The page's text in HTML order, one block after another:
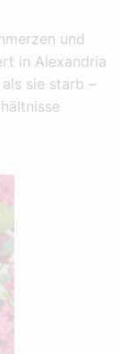
und
in Alexandria
sie starb –